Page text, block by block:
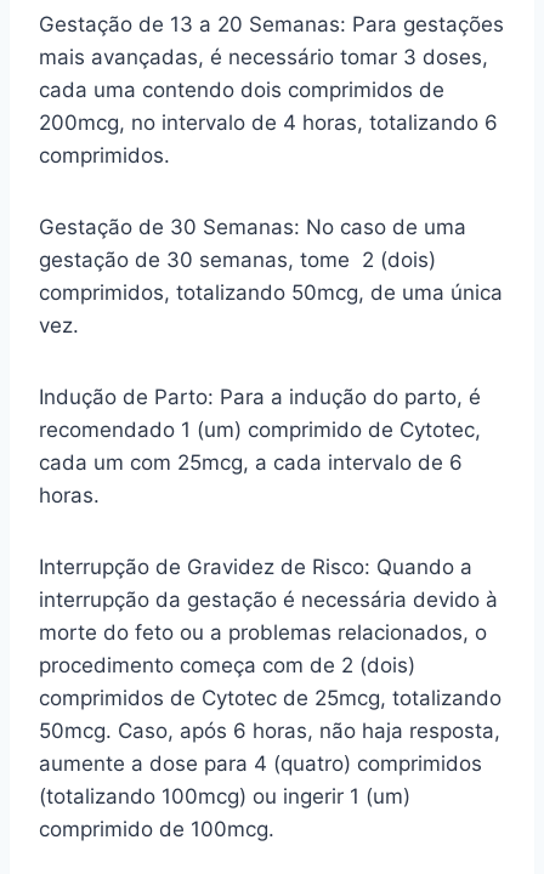
Gestação de 13 a 20 Semanas: Para gestações
mais avançadas, é necessário tomar 3 doses,
cada uma contendo dois comprimidos de
200mcg, no intervalo de 4 horas, totalizando 6
comprimidos.
Gestação de 30 Semanas: No caso de uma
gestação de 30 semanas, tome 2 (dois)
comprimidos, totalizando 50mcg, de uma única
vez.
Indução de Parto: Para a indução do parto, é
recomendado 1 (um) comprimido de Cytotec,
cada um com 25mcg, a cada intervalo de 6
horas.
Interrupção de Gravidez de Risco: Quando a
interrupção da gestação é necessária devido à
morte do feto ou a problemas relacionados, o
procedimento começa com de 2 (dois)
comprimidos de Cytotec de 25mcg, totalizando
50mcg. Caso, após 6 horas, não haja resposta,
aumente a dose para 4 (quatro) comprimidos
(totalizando 100mcg) ou ingerir 1 (um)
comprimido de 100mcg.